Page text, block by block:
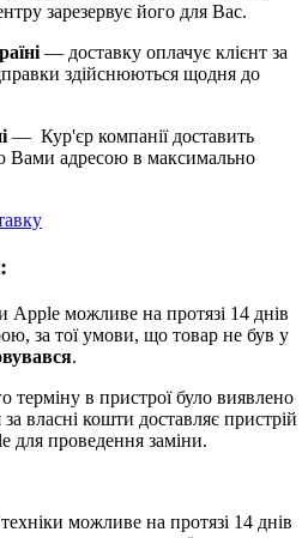
зарезервує його для Вас.
— доставку оплачує клієнт за
здійснюються щодня до
— Кур'єр компанії доставить
Вами адресою в максимально
Apple можливе на протязі 14 днів
за тої умови, що товар не був у
.
терміну в пристрої було виявлено
власні кошти доставляє пристрій
для проведення заміни.
можливе на протязі 14 днів